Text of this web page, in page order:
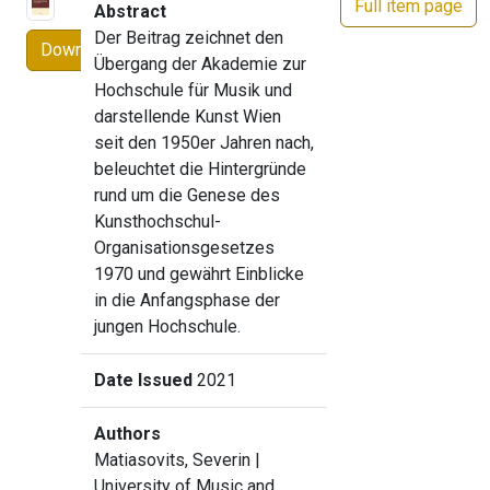
Full item page
Download
Abstract
Der Beitrag zeichnet den
Übergang der Akademie zur
Hochschule für Musik und
darstellende Kunst Wien
seit den 1950er Jahren nach,
beleuchtet die Hintergründe
rund um die Genese des
Kunsthochschul-
Organisationsgesetzes
1970 und gewährt Einblicke
in die Anfangsphase der
jungen Hochschule.
Date Issued2021
Authors
Matiasovits, Severin |